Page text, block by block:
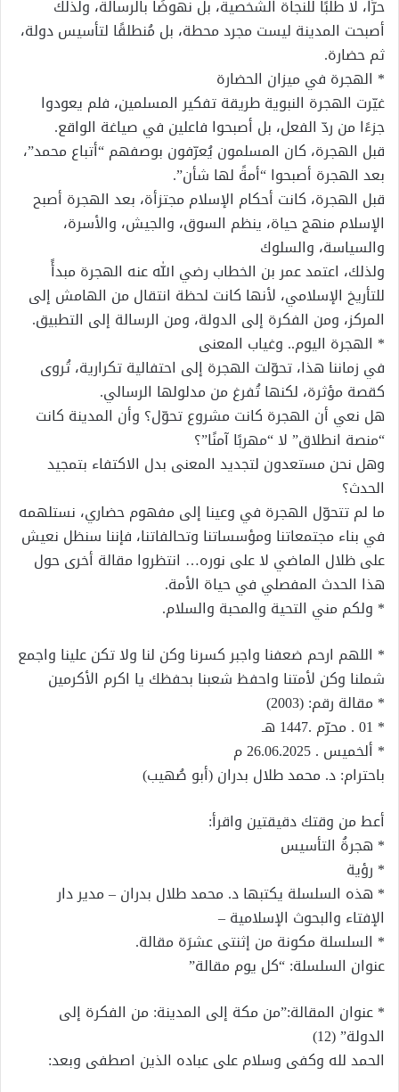
حرًّا، لا طلبًا للنجاة الشخصية، بل نهوضًا بالرسالة، ولذلك
أصبحت المدينة ليست مجرد محطة، بل مُنطلقًا لتأسيس دولة،
ثم حضارة.
* الهجرة في ميزان الحضارة
غيّرت الهجرة النبوية طريقة تفكير المسلمين، فلم يعودوا
جزءًا من ردّ الفعل، بل أصبحوا فاعلين في صياغة الواقع.
قبل الهجرة، كان المسلمون يُعرّفون بوصفهم “أتباع محمد”،
بعد الهجرة أصبحوا “أمةً لها شأن”.
قبل الهجرة، كانت أحكام الإسلام مجتزأة، بعد الهجرة أصبح
الإسلام منهج حياة، ينظم السوق، والجيش، والأسرة،
والسياسة، والسلوك
ولذلك، اعتمد عمر بن الخطاب رضي الله عنه الهجرة مبدأً
للتأريخ الإسلامي، لأنها كانت لحظة انتقال من الهامش إلى
المركز، ومن الفكرة إلى الدولة، ومن الرسالة إلى التطبيق.
* الهجرة اليوم.. وغياب المعنى
في زماننا هذا، تحوّلت الهجرة إلى احتفالية تكرارية، تُروى
كقصة مؤثرة، لكنها تُفرغ من مدلولها الرسالي.
هل نعي أن الهجرة كانت مشروع تحوّل؟ وأن المدينة كانت
“منصة انطلاق” لا “مهربًا آمنًا”؟
وهل نحن مستعدون لتجديد المعنى بدل الاكتفاء بتمجيد
الحدث؟
ما لم تتحوّل الهجرة في وعينا إلى مفهوم حضاري، نستلهمه
في بناء مجتمعاتنا ومؤسساتنا وتحالفاتنا، فإننا سنظل نعيش
على ظلال الماضي لا على نوره… انتظروا مقالة أخرى حول
هذا الحدث المفصلي في حياة الأمة.
* ولكم مني التحية والمحبة والسلام.
* اللهم ارحم ضعفنا واجبر كسرنا وكن لنا ولا تكن علينا واجمع
شملنا وكن لأمتنا واحفظ شعبنا بحفظك يا اكرم الأكرمين
* مقالة رقم: (2003)
* 01 . محرّم .1447 هـ
* ألخميس . 26.06.2025 م
باحترام: د. محمد طلال بدران (أبو صُهيب)
أعط من وقتك دقيقتين واقرأ:
* هجرةُ التأسيس
* رؤية
* هذه السلسلة يكتبها د. محمد طلال بدران – مدير دار
الإفتاء والبحوث الإسلامية –
* السلسلة مكونة من إثنتى عشرَة مقالة.
عنوان السلسلة: “كل يوم مقالة”
* عنوان المقالة:”من مكة إلى المدينة: من الفكرة إلى
الدولة” (12)
الحمد لله وكفى وسلام على عباده الذين اصطفى وبعد: